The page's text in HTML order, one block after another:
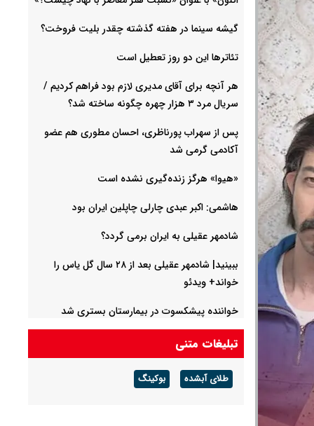
گیشه سینما در هفته گذشته چقدر بلیت فروخت؟
تئاترها این دو روز تعطیل است
هر آنچه برای آقای مدیری لازم بود فراهم کردیم /
سریال مرد ۳ هزار چهره چگونه ساخته شد؟
پس از سهراب پورناظری، احسان مطوری هم عضو
آکادمی گرمی شد
«هیوا» هرگز زنده‌گیری نشده است
هاشمی: اکبر عبدی چارلی چاپلین ایران بود
شادمهر عقیلی به ایران برمی گردد؟
ببینید| شادمهر عقیلی بعد از ۲۸ سال گل یاس را
خواند+ ویدئو
خواننده پیشکسوت در بیمارستان بستری شد
تبلیغات متنی
طلای آبشده بوکینگ